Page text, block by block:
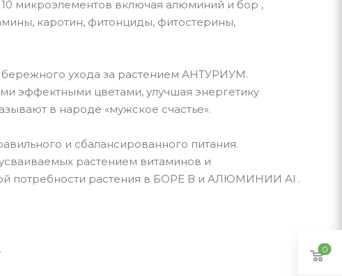
микроэлементов включая алюминий и бор ,
каротин, фитонциды, фитостерины,
бережного ухода за растением АНТУРИУМ.
эффектными цветами, улучшая энергетику
в народе «мужское счастье».
и сбалансированного питания.
растением витаминов и
потребности растения в БОРЕ В и АЛЮМИНИИ Al .
0